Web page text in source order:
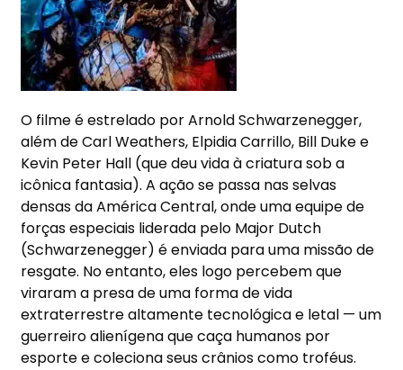
O filme é estrelado por Arnold Schwarzenegger,
além de Carl Weathers, Elpidia Carrillo, Bill Duke e
Kevin Peter Hall (que deu vida à criatura sob a
icônica fantasia). A ação se passa nas selvas
densas da América Central, onde uma equipe de
forças especiais liderada pelo Major Dutch
(Schwarzenegger) é enviada para uma missão de
resgate. No entanto, eles logo percebem que
viraram a presa de uma forma de vida
extraterrestre altamente tecnológica e letal — um
guerreiro alienígena que caça humanos por
esporte e coleciona seus crânios como troféus.